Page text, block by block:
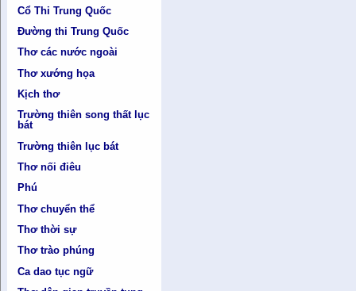
Cổ Thi Trung Quốc
Đường thi Trung Quốc
Thơ các nước ngoài
Thơ xướng họa
Kịch thơ
Trường thiên song thất lục
bát
Trường thiên lục bát
Thơ nối điêu
Phú
Thơ chuyển thể
Thơ thời sự
Thơ trào phúng
Ca dao tục ngữ